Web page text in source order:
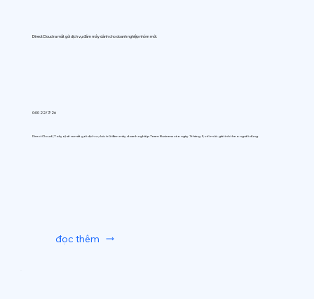
DirectCloud ra mắt gói dịch vụ đám mây dành cho doanh nghiệp nhóm mới.
0:00 22/7/26
DirectCloud (Tokyo) sẽ ra mắt gói dịch vụ lưu trữ đám mây doanh nghiệp Team Business vào ngày 1 tháng 9, với mức giá tính theo người dùng.
đọc thêm